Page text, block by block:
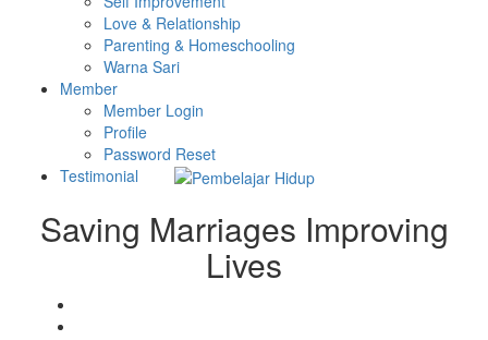
Love & Relationship
Parenting & Homeschooling
Warna Sari
Member
Member Login
Profile
Password Reset
Testimonial
Saving Marriages Improving
Lives